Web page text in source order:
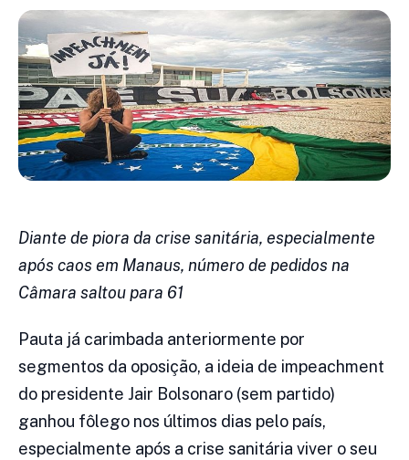
Diante de piora da crise sanitária, especialmente
após caos em Manaus, número de pedidos na
Câmara saltou para 61
Pauta já carimbada anteriormente por
segmentos da oposição, a ideia de impeachment
do presidente Jair Bolsonaro (sem partido)
ganhou fôlego nos últimos dias pelo país,
especialmente após a crise sanitária viver o seu